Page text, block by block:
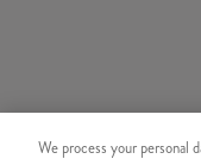
We process your personal